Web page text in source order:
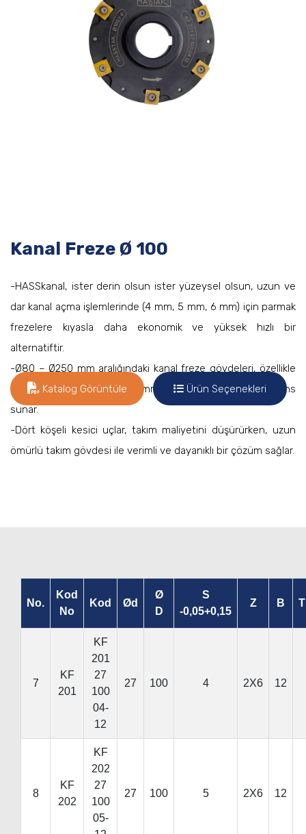
Kanal Freze Ø 100
-HASSkanal, ister derin olsun ister yüzeysel olsun, uzun ve
dar kanal açma işlemlerinde (4 mm, 5 mm, 6 mm) için parmak
frezelere kıyasla daha ekonomik ve yüksek hızlı bir
alternatiftir.
-Ø80 – Ø250 mm aralığındaki kanal freze gövdeleri, özellikle
ince kanallarda (4 mm, 5 mm, 6 mm) üstün performans
sunar.
-Dört köşeli kesici uçlar, takım maliyetini düşürürken, uzun
ömürlü takım gövdesi ile verimli ve dayanıklı bir çözüm sağlar.
Katalog Görüntüle Ürün Seçenekleri
No.
Kod
No
Kod Ød
Ø
D
S
-0,05+0,15
Z B
7
KF
201
KF
201
27
100
04-
12
27 100 4 2X6 12
8
KF
202
KF
202
27
100
05-
27 100 5 2X6 12